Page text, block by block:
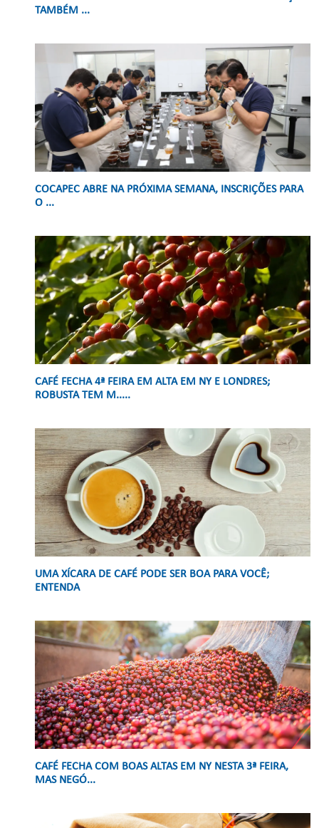
TAMBÉM ...
COCAPEC ABRE NA PRÓXIMA SEMANA, INSCRIÇÕES PARA
O ...
CAFÉ FECHA 4ª FEIRA EM ALTA EM NY E LONDRES;
ROBUSTA TEM M.....
UMA XÍCARA DE CAFÉ PODE SER BOA PARA VOCÊ;
ENTENDA
CAFÉ FECHA COM BOAS ALTAS EM NY NESTA 3ª FEIRA,
MAS NEGÓ...